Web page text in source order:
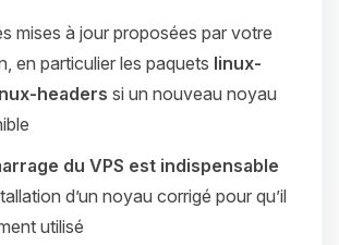
mises à jour proposées par votre
en particulier les paquets linux-
headers si un nouveau noyau
du VPS est indispensable
d’un noyau corrigé pour qu’il
utilisé